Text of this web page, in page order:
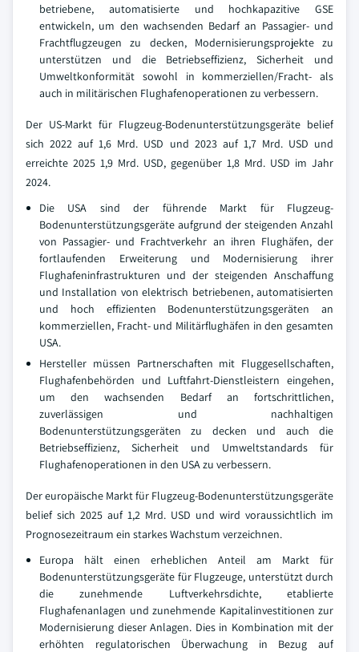
betriebene, automatisierte und hochkapazitive GSE
entwickeln, um den wachsenden Bedarf an Passagier- und
Frachtflugzeugen zu decken, Modernisierungsprojekte zu
unterstützen und die Betriebseffizienz, Sicherheit und
Umweltkonformität sowohl in kommerziellen/Fracht- als
auch in militärischen Flughafenoperationen zu verbessern.
Der US-Markt für Flugzeug-Bodenunterstützungsgeräte belief
sich 2022 auf 1,6 Mrd. USD und 2023 auf 1,7 Mrd. USD und
erreichte 2025 1,9 Mrd. USD, gegenüber 1,8 Mrd. USD im Jahr
2024.
Die USA sind der führende Markt für Flugzeug-
Bodenunterstützungsgeräte aufgrund der steigenden Anzahl
von Passagier- und Frachtverkehr an ihren Flughäfen, der
fortlaufenden Erweiterung und Modernisierung ihrer
Flughafeninfrastrukturen und der steigenden Anschaffung
und Installation von elektrisch betriebenen, automatisierten
und hoch effizienten Bodenunterstützungsgeräten an
kommerziellen, Fracht- und Militärflughäfen in den gesamten
USA.
Hersteller müssen Partnerschaften mit Fluggesellschaften,
Flughafenbehörden und Luftfahrt-Dienstleistern eingehen,
um den wachsenden Bedarf an fortschrittlichen,
zuverlässigen und nachhaltigen
Bodenunterstützungsgeräten zu decken und auch die
Betriebseffizienz, Sicherheit und Umweltstandards für
Flughafenoperationen in den USA zu verbessern.
Der europäische Markt für Flugzeug-Bodenunterstützungsgeräte
belief sich 2025 auf 1,2 Mrd. USD und wird voraussichtlich im
Prognosezeitraum ein starkes Wachstum verzeichnen.
Europa hält einen erheblichen Anteil am Markt für
Bodenunterstützungsgeräte für Flugzeuge, unterstützt durch
die zunehmende Luftverkehrsdichte, etablierte
Flughafenanlagen und zunehmende Kapitalinvestitionen zur
Modernisierung dieser Anlagen. Dies in Kombination mit der
erhöhten regulatorischen Überwachung in Bezug auf